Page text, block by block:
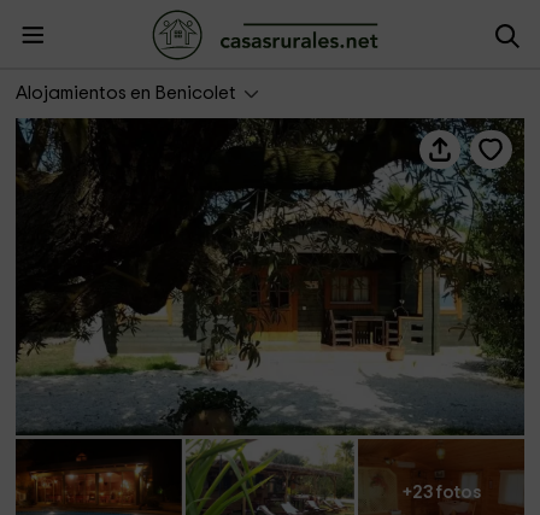
Alojamientos en Benicolet
Cabaña II - Entre Viejos Olivos
+23 fotos